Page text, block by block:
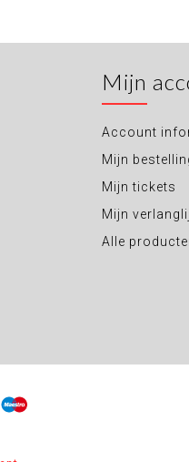
Mijn
Account
Mijn
Mijn tickets
Mijn
Alle